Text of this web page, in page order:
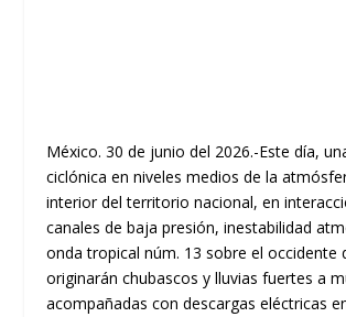
México. 30 de junio del 2026.-Este día,
ciclónica en niveles medios de la
interior del territorio nacional, en
canales de baja presión, inestabilidad
onda tropical núm. 13 sobre el occidente
originarán chubascos y lluvias fuertes a
acompañadas con descargas eléctricas